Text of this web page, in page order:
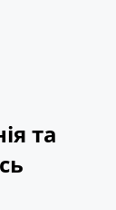
та